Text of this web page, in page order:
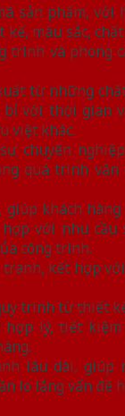
sản phẩm, với
màu sắc,
trình và phong
từ những
bỉ với thời gian
việt khác.
chuyên
quá trình vận
khách hàng
với nhu cầu
công trình.
kết hợp
trình từ thiết
lý, tiết kiệm
lâu dài, giúp
lo lắng vấn đề